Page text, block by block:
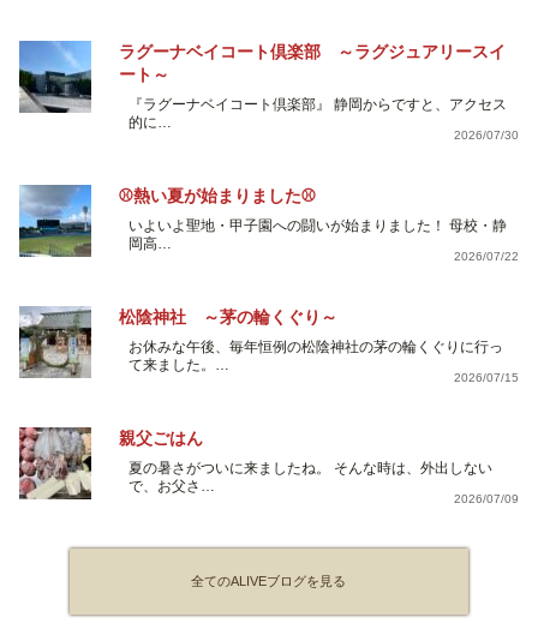
ラグーナベイコート倶楽部 ～ラグジュアリースイ
ート～
『ラグーナベイコート倶楽部』 静岡からですと、アクセス
的に…
2026/07/30
⚾熱い夏が始まりました⚾
いよいよ聖地・甲子園への闘いが始まりました！ 母校・静
岡高…
2026/07/22
松陰神社 ～茅の輪くぐり～
お休みな午後、毎年恒例の松陰神社の茅の輪くぐりに行っ
て来ました。…
2026/07/15
親父ごはん
夏の暑さがついに来ましたね。 そんな時は、外出しない
で、お父さ…
2026/07/09
全てのALIVEブログを見る